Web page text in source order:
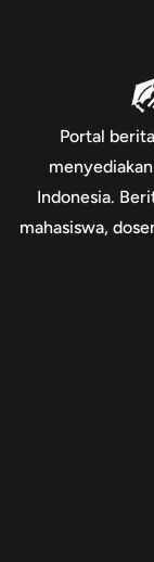
Portal
Indonesia.
mahasiswa,